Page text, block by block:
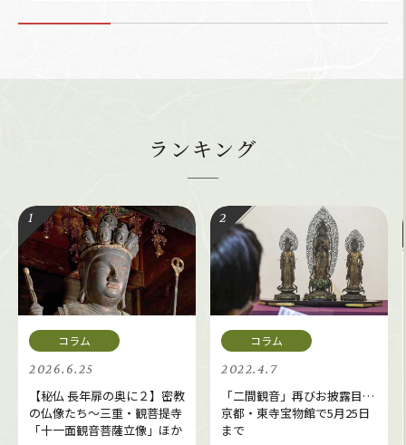
ランキング
2026.6.25
【秘仏 長年扉の奥に２】密教
の仏像たち～三重・観菩提寺
「十一面観音菩薩立像」ほか
2022.4.7
「二間観音」再びお披露目…
京都・東寺宝物館で5月25日
まで